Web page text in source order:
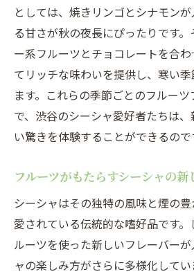
としては、焼きリンゴとシナモン
る甘さが秋の夜長にぴったりです
ー系フルーツとチョコレートを合
てリッチな味わいを提供し、寒い
ます。これらの季節ごとのフルー
で、渋谷のシーシャ愛好者たちは
い驚きを体験することができるので
フルーツがもたらすシーシャの新
シーシャはその独特の風味と煙の
愛されている伝統的な嗜好品です
ルーツを使った新しいフレーバー
ャの楽しみ方がさらに多様化して